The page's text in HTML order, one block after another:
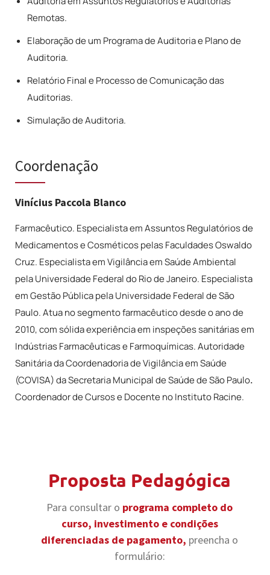
Remotas.
Elaboração de um Programa de Auditoria e Plano de
Auditoria.
Relatório Final e Processo de Comunicação das
Auditorias.
Simulação de Auditoria.
Coordenação
Vinícius Paccola Blanco
Farmacêutico. Especialista em Assuntos Regulatórios de
Medicamentos e Cosméticos pelas Faculdades Oswaldo
Cruz. Especialista em Vigilância em Saúde Ambiental
pela Universidade Federal do Rio de Janeiro. Especialista
em Gestão Pública pela Universidade Federal de São
Paulo. Atua no segmento farmacêutico desde o ano de
2010, com sólida experiência em inspeções sanitárias em
Indústrias Farmacêuticas e Farmoquímicas. Autoridade
Sanitária da Coordenadoria de Vigilância em Saúde
(COVISA) da Secretaria Municipal de Saúde de São Paulo.
Coordenador de Cursos e Docente no Instituto Racine.
Proposta Pedagógica
Para consultar o programa completo do
curso, investimento e condições
diferenciadas de pagamento, preencha o
formulário: